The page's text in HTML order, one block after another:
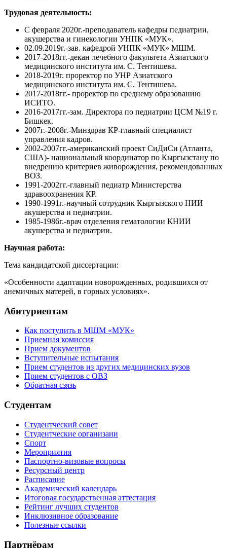
Трудовая деятельность:
С февраля 2020г.-преподаватель кафедры педиатрии,
акушерства и гинекологии УНПК «МУК».
02.09.2019г.-зав. кафедрой УНПК «МУК» МШМ.
2017-2018гг.-декан лечебного факультета Азиатского
медицинского института им. С. Тентишева.
2018-2019г. проректор по УНР Азиатского
медицинского института им. С. Тентишева.
2017-2018гг.- проректор по среднему образованию
ИСИТО.
2016-2017гг.-зам. Директора по педиатрии ЦСМ №19 г.
Бишкек.
2007г.-2008г.-Минздрав КР-главный специалист
управления кадров.
2002-2007гг.-американский проект СиДиСи (Атланта,
США)- национальный координатор по Кыргызстану по
внедрению критериев живорождения, рекомендованных
ВОЗ.
1991-2002гг.-главный педиатр Министерства
здравоохранения КР.
1990-1991г.-научный сотрудник Кыргызского НИИ
акушерства и педиатрии.
1985-1986г.-врач отделения гематологии КНИИ
акушерства и педиатрии.
Научная работа:
Тема кандидатской диссертации:
«Особенности адаптации новорожденных, родившихся от
анемичных матерей, в горных условиях».
Абитуриентам
Как поступить в МШМ «МУК»
Приемная комиссия
Прием документов
Вступительные испытания
Прием студентов из других медицинских вузов
Прием студентов с ОВЗ
Обратная сзязь
Студентам
Студентческий совет
Студентческие организаии
Спорт
Мероприятия
Паспортно-визовые вопросы
Ресурсный центр
Расписание
Академический календарь
Итоговая государственная аттестация
Рейтинг лучших студентов
Инклюзивное образование
Полезные ссылки
Партнёрам